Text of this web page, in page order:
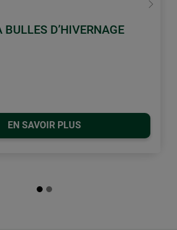
D’HIVERNAGE
EN SAVOIR PLUS